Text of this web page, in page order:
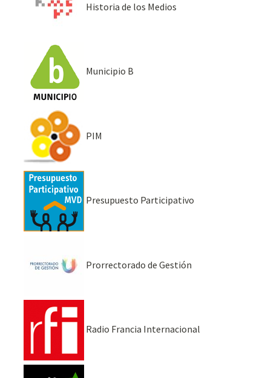
Historia de los Medios
Municipio B
PIM
Presupuesto Participativo
Prorrectorado de Gestión
Radio Francia Internacional